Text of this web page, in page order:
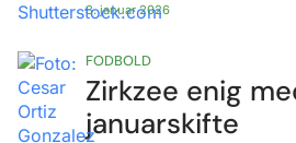
3. januar 2026
Zirkzee enig
januarskifte
FODBOLD